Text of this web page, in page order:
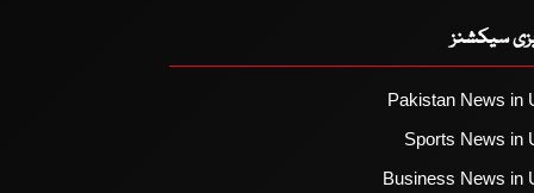
سیکشنز
Pakistan News in
Sports News in
Business News in